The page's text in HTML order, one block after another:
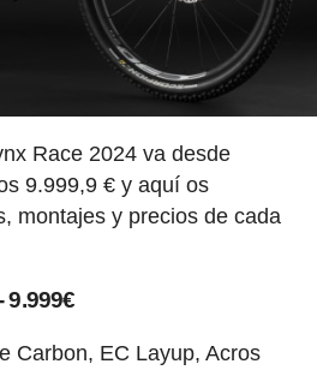
Race 2024 va desde
9.999,9 € y aquí os
montajes y precios de cada
9.999€
Carbon, EC Layup, Acros